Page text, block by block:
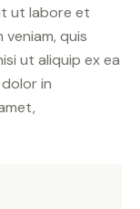
ut labore et
veniam, quis
ut aliquip ex ea
in